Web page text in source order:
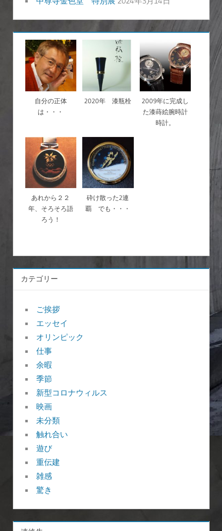
自分の正体
は・・・
2020年 漆瓶栓
2009年に完成し
た漆蒔絵腕時計
時計。
あれから２２
年、そろそろ語
ろう！
砕け散った2連
覇 でも・・・
カテゴリー
ご挨拶
エッセイ
オリンピック
仕事
余暇
季節
新型コロナウィルス
映画
未分類
触れ合い
遊び
重伝建
雑感
驚き